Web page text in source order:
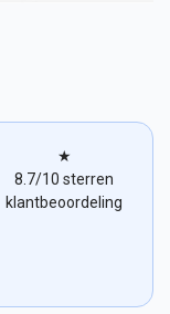
★
8.7/10 sterren
klantbeoordeling